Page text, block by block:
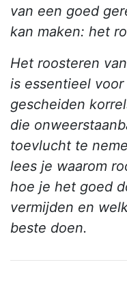
van een goed
kan maken: het
Het roosteren
is essentieel
gescheiden
die
toevlucht te
lees je waarom
hoe je het goed
vermijden en
beste doen.